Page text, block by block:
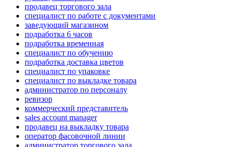
продавец торгового зала
специалист по работе с документами
заведующий магазином
подработка 6 часов
подработка временная
специалист по обучению
подработка доставка цветов
специалист по упаковке
специалист по выкладке товара
администратор по персоналу
ревизор
коммерческий представитель
sales account manager
продавец на выкладку товара
оператор фасовочной линии
администратор торгового зала